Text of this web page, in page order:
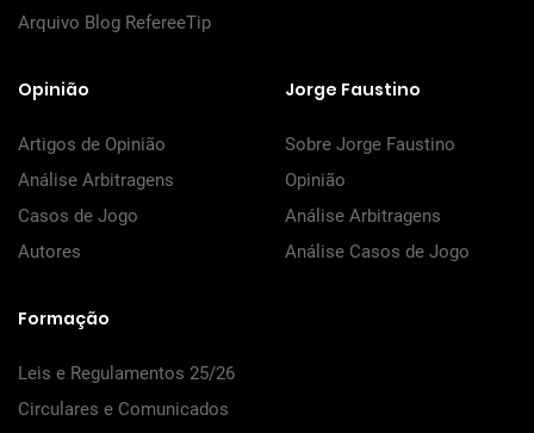
Arquivo Blog RefereeTip
Opinião
Artigos de Opinião
Análise Arbitragens
Casos de Jogo
Autores
Jorge Faustino
Sobre Jorge Faustino
Opinião
Análise Arbitragens
Análise Casos de Jogo
Formação
Leis e Regulamentos 25/26
Circulares e Comunicados